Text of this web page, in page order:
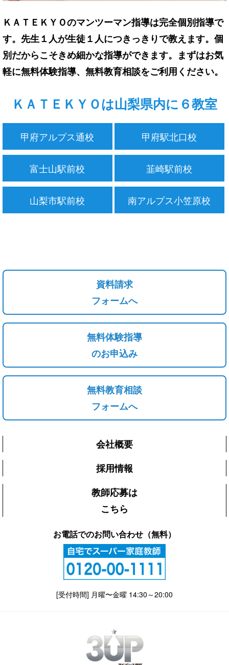
ＫＡＴＥＫＹＯのマンツーマン指導は完全個別指導で
す。先生１人が生徒１人につきっきりで教えます。個
別だからこそきめ細かな指導ができます。まずはお気
軽に無料体験指導、無料教育相談をご利用ください。
ＫＡＴＥＫＹＯは山梨県内に６教室
甲府アルプス通校 甲府駅北口校
富士山駅前校 韮崎駅前校
山梨市駅前校 南アルプス小笠原校
資料請求
フォームへ
無料体験指導
のお申込み
無料教育相談
フォームへ
会社概要
採用情報
教師応募は
こちら
お電話でのお問い合わせ（無料）
[受付時間] 月曜〜金曜 14:30～20:00